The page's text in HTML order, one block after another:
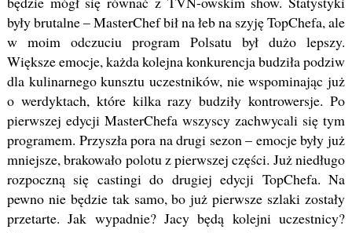
były brutalne – MasterChef bił na łeb na szyję TopChefa, ale
w moim odczuciu program Polsatu był dużo lepszy.
Większe emocje, każda kolejna konkurencja budziła podziw
dla kulinarnego kunsztu uczestników, nie wspominając już
o werdyktach, które kilka razy budziły kontrowersje. Po
pierwszej edycji MasterChefa wszyscy zachwycali się tym
programem. Przyszła pora na drugi sezon – emocje były już
mniejsze, brakowało polotu z pierwszej części. Już niedługo
rozpoczną się castingi do drugiej edycji TopChefa. Na
pewno nie będzie tak samo, bo już pierwsze szlaki zostały
przetarte. Jak wypadnie? Jacy będą kolejni uczestnicy?